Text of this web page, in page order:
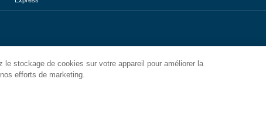
stockage de cookies sur votre appareil pour améliorer la
efforts de marketing.